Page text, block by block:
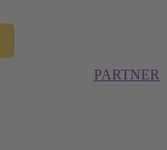
PARTNER